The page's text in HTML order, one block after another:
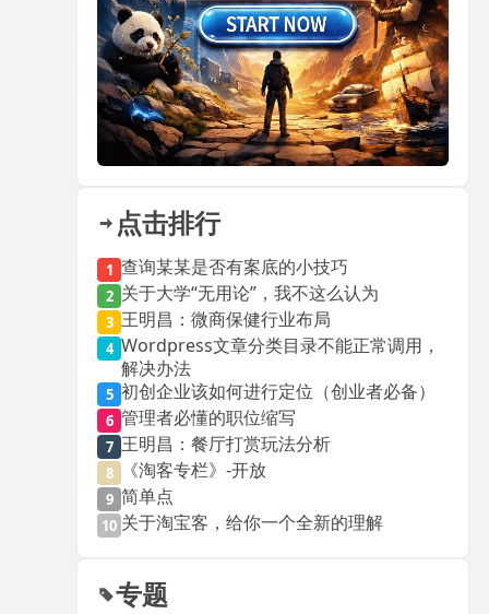
点击排行
1 查询某某是否有案底的小技巧
2 关于大学“无用论”，我不这么认为
3 王明昌：微商保健行业布局
4 Wordpress文章分类目录不能正常调用，
解决办法
5 初创企业该如何进行定位（创业者必备）
6 管理者必懂的职位缩写
7 王明昌：餐厅打赏玩法分析
8 《淘客专栏》-开放
9 简单点
10 关于淘宝客，给你一个全新的理解
专题